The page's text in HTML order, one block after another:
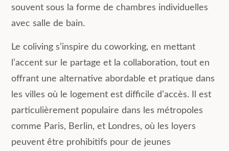
souvent sous la forme de chambres individuelles
avec salle de bain.
Le coliving s’inspire du coworking, en mettant
l’accent sur le partage et la collaboration, tout en
offrant une alternative abordable et pratique dans
les villes où le logement est difficile d’accès. Il est
particulièrement populaire dans les métropoles
comme Paris, Berlin, et Londres, où les loyers
peuvent être prohibitifs pour de jeunes